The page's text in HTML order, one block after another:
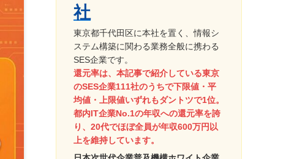
社
東京都千代田区に本社を置く、情報シ
ステム構築に関わる業務全般に携わる
SES企業です。
還元率は、本記事で紹介している東京
のSES企業111社のうちで下限値・平
均値・上限値いずれもダントツで1位。
都内IT企業No.1の年収への還元率を誇
り、20代でほぼ全員が年収600万円以
上を維持しています。